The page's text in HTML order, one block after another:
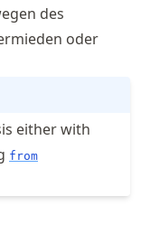
des
oder
either with
from